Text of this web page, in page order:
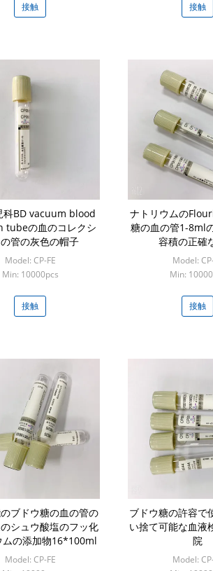
接触 接触
科BD vacuum blood
tubeの血のコレクシ
管の灰色の帽子
Model: CP-FE
Min: 10000pcs
接触
ナトリウムの
糖の血の管1-8ml
容積の正確
Model:
Min:
接触
ブドウ糖の血の管の
シュウ酸塩のフッ化
ムの添加物16*100ml
Model: CP-FE
ブドウ糖の許容で
い捨て可能な血液
院
Model: